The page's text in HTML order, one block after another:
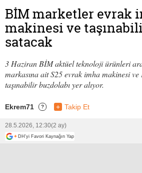
BİM marketler evrak
makinesi ve
satacak
3 Haziran BİM aktüel teknoloji ürünleri
markasına ait S25 evrak imha makinesi
taşınabilir buzdolabı yer alıyor.
Ekrem71 ? + Takip Et
28.5.2026, 12:30(2 ay)
+ DH'yi Favori Kaynağın Yap